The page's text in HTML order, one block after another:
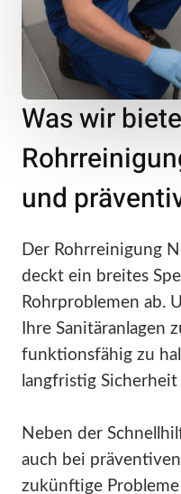
Was wir
und
Der Rohrreinigung
deckt ein breites
Rohrproblemen ab.
Ihre Sanitäranlagen
funktionsfähig zu
langfristig Sicherheit
Neben der
auch bei
zukünftige